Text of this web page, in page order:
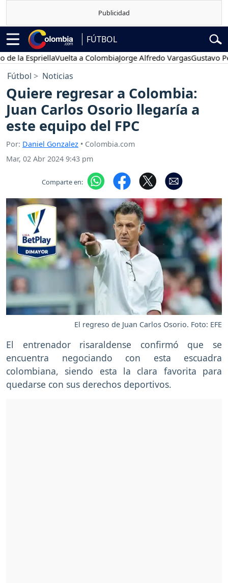
FÚTBOL
EspriellaVuelta a ColombiaJorge Alfredo VargasGustavo Petro
Fútbol Noticias
Quiere regresar a Colombia:
Juan Carlos Osorio llegaría a
este equipo del FPC
Por: Daniel Gonzalez • Colombia.com
Mar, 02 Abr 2024 9:43 pm
Comparte en:
El regreso de Juan Carlos Osorio. Foto: EFE
El entrenador risaraldense confirmó que se
encuentra negociando con esta escuadra
colombiana, siendo esta la clara favorita para
quedarse con sus derechos deportivos.